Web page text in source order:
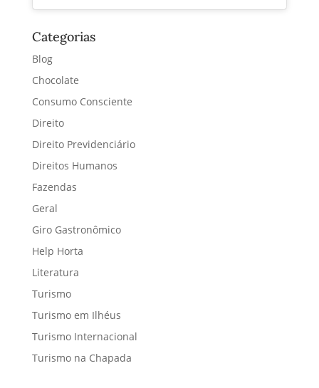
Categorias
Blog
Chocolate
Consumo Consciente
Direito
Direito Previdenciário
Direitos Humanos
Fazendas
Geral
Giro Gastronômico
Help Horta
Literatura
Turismo
Turismo em Ilhéus
Turismo Internacional
Turismo na Chapada